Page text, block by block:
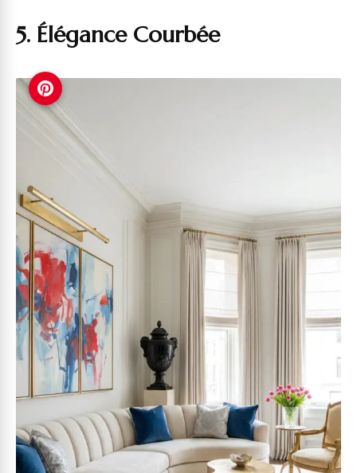
5. Élégance Courbée